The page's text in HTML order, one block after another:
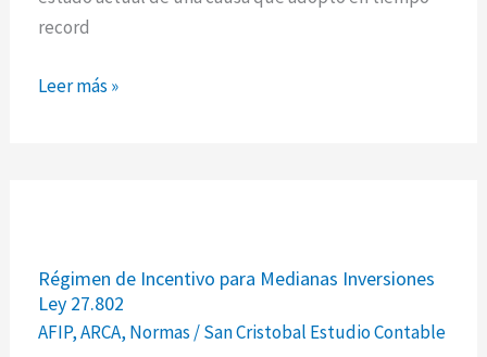
record
Leer más »
Régimen de Incentivo para Medianas Inversiones
Ley 27.802
AFIP,ARCA, Normas /San Cristobal Estudio Contable
de
Incentivo
para